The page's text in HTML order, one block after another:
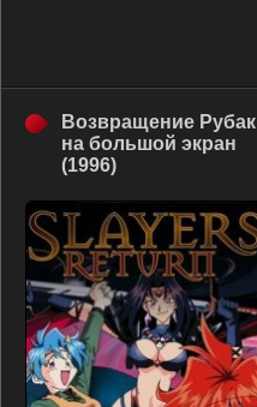
Возвращение Рубак
на большой экран
(1996)